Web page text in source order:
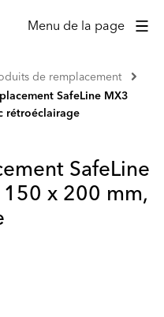
Menu de la page
de remplacement
SafeLine MX3
rétroéclairage
SafeLine
x 200 mm,